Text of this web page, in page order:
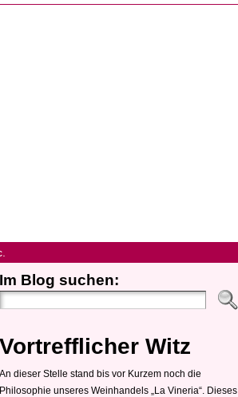
Im Blog suchen:
Vortrefflicher Witz
An dieser Stelle stand bis vor Kurzem noch die
Philosophie unseres Weinhandels „La Vineria“. Dieses